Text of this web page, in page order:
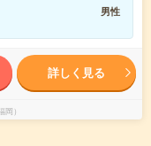
男性
詳しく見る
）